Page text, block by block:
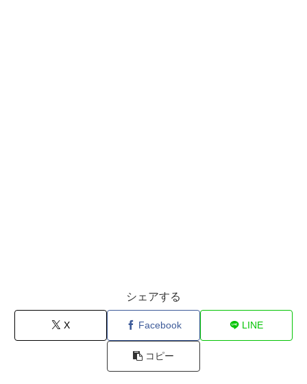
シェアする
X Facebook LINE
コピー